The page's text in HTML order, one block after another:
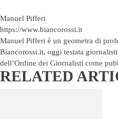
Manuel Pifferi
https://www.biancorossi.it
Manuel Pifferi è un geometra di
Biancorossi.it, oggi testata
dell’Ordine dei Giornalisti come
RELATED